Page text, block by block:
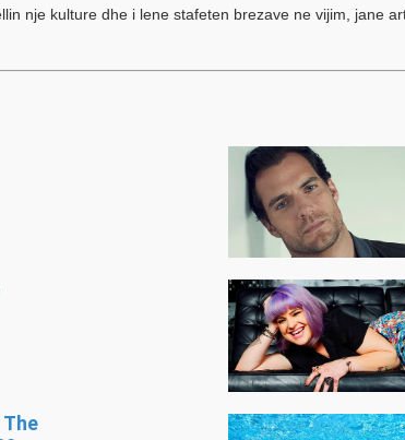
nje kulture dhe i lene stafeten brezave ne vijim, jane